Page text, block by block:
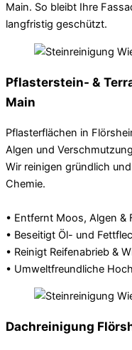
Main. So bleibt Ihre
langfristig geschützt.
Pflasterstein- &
Main
Pflasterflächen in
Algen und
Wir reinigen gründlich
Chemie.
• Entfernt Moos, Algen &
• Beseitigt Öl- und
• Reinigt Reifenabrieb &
• Umweltfreundliche
Dachreinigung